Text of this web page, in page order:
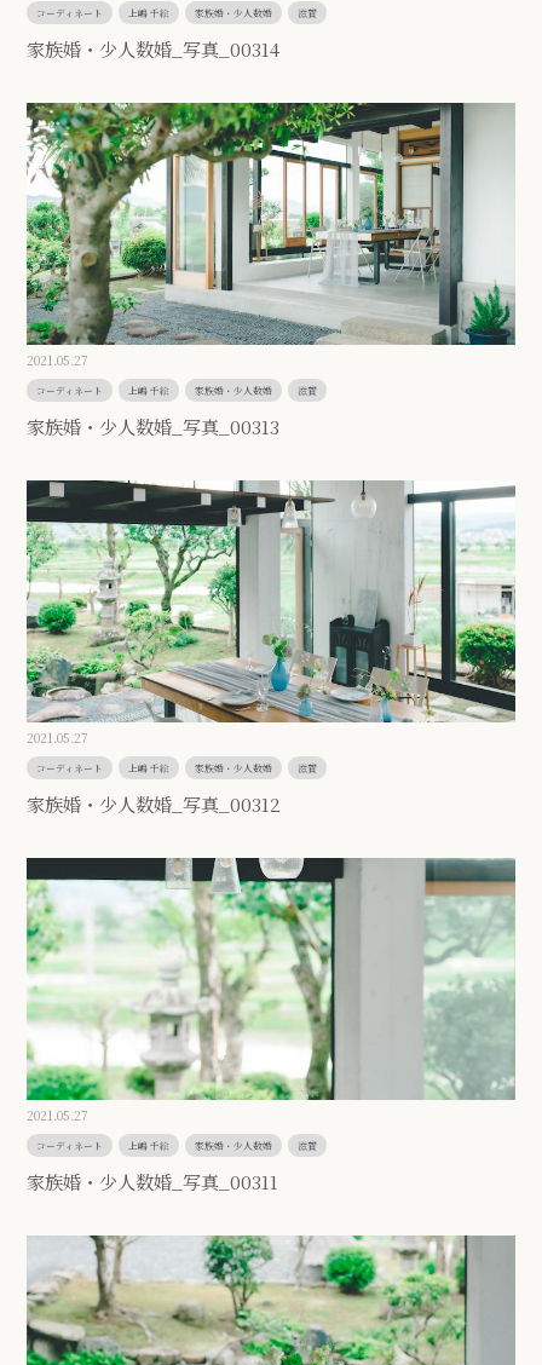
コーディネート 上嶋 千絵 家族婚・少人数婚 滋賀
家族婚・少人数婚_写真_00314
2021.05.27
コーディネート 上嶋 千絵 家族婚・少人数婚 滋賀
家族婚・少人数婚_写真_00313
2021.05.27
コーディネート 上嶋 千絵 家族婚・少人数婚 滋賀
家族婚・少人数婚_写真_00312
2021.05.27
コーディネート 上嶋 千絵 家族婚・少人数婚 滋賀
家族婚・少人数婚_写真_00311